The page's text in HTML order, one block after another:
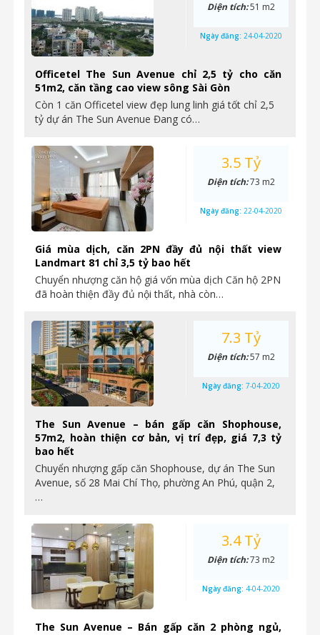
Officetel The Sun Avenue chỉ 2,5 tỷ cho căn
51m2, căn tầng cao view sông Sài Gòn
Còn 1 căn Officetel view đẹp lung linh giá tốt chỉ 2,5
tỷ dự án The Sun Avenue Đang có…
Diện tích:51 m2
Ngày đăng: 24-04-2020
Giá mùa dịch, căn 2PN đầy đủ nội thất view
Landmart 81 chỉ 3,5 tỷ bao hết
Chuyển nhượng căn hộ giá vốn mùa dịch Căn hộ 2PN
đã hoàn thiện đầy đủ nội thất, nhà còn…
3.5 Tỷ
Diện tích:73 m2
Ngày đăng: 22-04-2020
The Sun Avenue – bán gấp căn Shophouse,
57m2, hoàn thiện cơ bản, vị trí đẹp, giá 7,3 tỷ
bao hết
Chuyển nhượng gấp căn Shophouse, dự án The Sun
Avenue, số 28 Mai Chí Thọ, phường An Phú, quận 2,
…
7.3 Tỷ
Diện tích:57 m2
Ngày đăng: 7-04-2020
The Sun Avenue – Bán gấp căn 2 phòng ngủ,
3.4 Tỷ
Diện tích:73 m2
Ngày đăng: 4-04-2020